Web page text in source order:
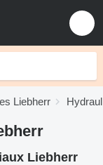
Liebherr
Liebherr